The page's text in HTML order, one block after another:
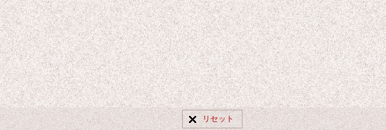
リセット